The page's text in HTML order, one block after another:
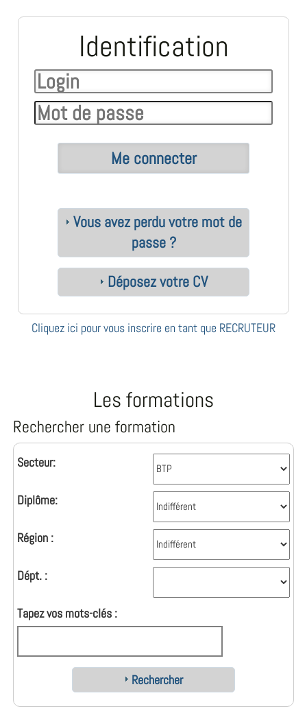
Identification
Vous avez perdu votre mot de
passe ?
Déposez votre CV
Cliquez ici pour vous inscrire en tant que RECRUTEUR
Les formations
Rechercher une formation
Secteur:
Diplôme:
Région :
Dépt. :
Tapez vos mots-clés :
Rechercher